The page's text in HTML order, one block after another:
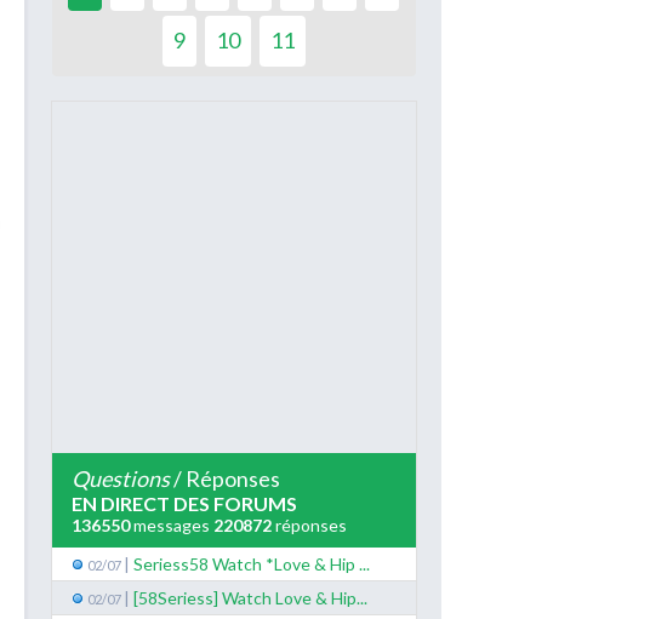
9 10 11
Questions/ Réponses
EN DIRECT DES FORUMS
136550messages 220872réponses
02/07 | Seriess58 Watch *Love & Hip ...
02/07 | [58Seriess] Watch Love & Hip...